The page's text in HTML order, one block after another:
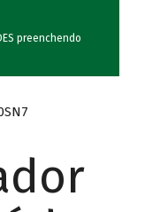
preenchendo